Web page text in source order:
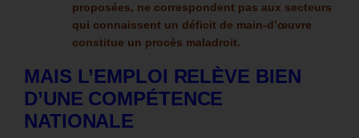
proposées, ne correspondent pas aux secteurs
qui connaissent un déficit de main-d’œuvre
constitue un procès maladroit.
MAIS L’EMPLOI RELÈVE BIEN
D’UNE COMPÉTENCE
NATIONALE